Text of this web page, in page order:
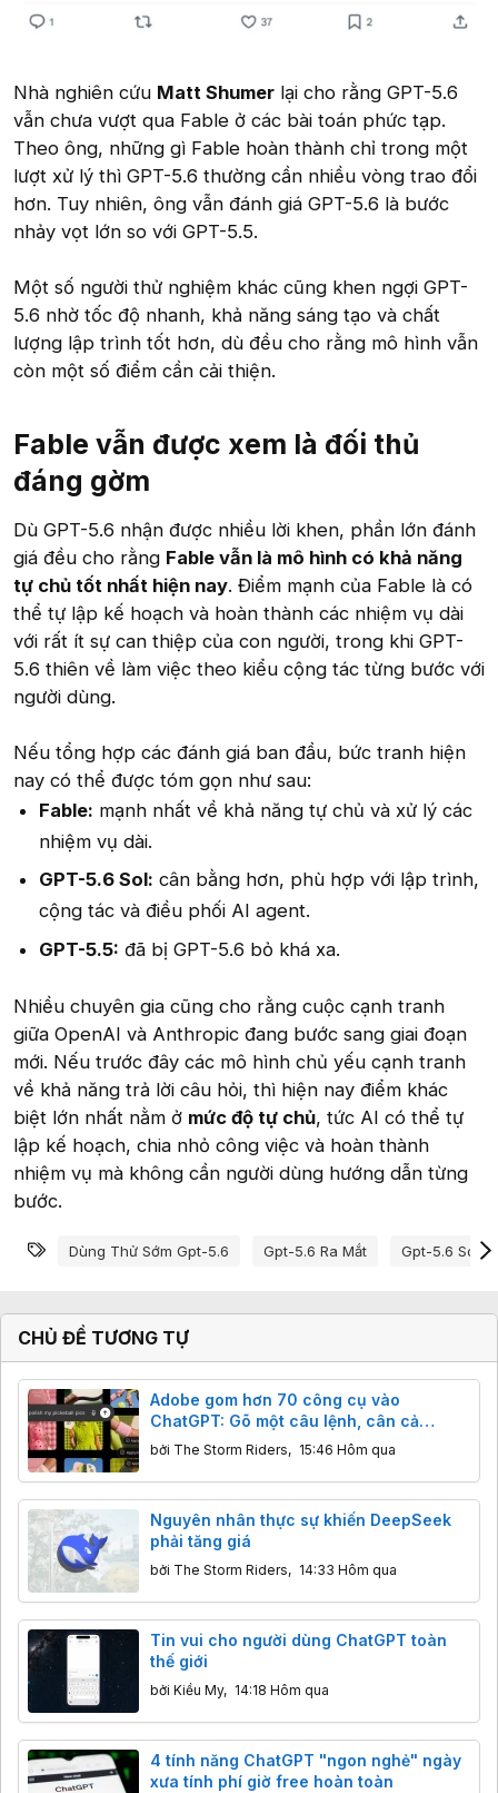
Nhà nghiên cứu Matt Shumer lại cho rằng GPT-5.6
vẫn chưa vượt qua Fable ở các bài toán phức tạp.
Theo ông, những gì Fable hoàn thành chỉ trong một
lượt xử lý thì GPT-5.6 thường cần nhiều vòng trao đổi
hơn. Tuy nhiên, ông vẫn đánh giá GPT-5.6 là bước
nhảy vọt lớn so với GPT-5.5.
Một số người thử nghiệm khác cũng khen ngợi GPT-
5.6 nhờ tốc độ nhanh, khả năng sáng tạo và chất
lượng lập trình tốt hơn, dù đều cho rằng mô hình vẫn
còn một số điểm cần cải thiện.
Fable vẫn được xem là đối thủ
đáng gờm​
Dù GPT-5.6 nhận được nhiều lời khen, phần lớn đánh
giá đều cho rằng Fable vẫn là mô hình có khả năng
tự chủ tốt nhất hiện nay. Điểm mạnh của Fable là có
thể tự lập kế hoạch và hoàn thành các nhiệm vụ dài
với rất ít sự can thiệp của con người, trong khi GPT-
5.6 thiên về làm việc theo kiểu cộng tác từng bước với
người dùng.
Nếu tổng hợp các đánh giá ban đầu, bức tranh hiện
nay có thể được tóm gọn như sau:
Fable: mạnh nhất về khả năng tự chủ và xử lý các
nhiệm vụ dài.
GPT-5.6 Sol: cân bằng hơn, phù hợp với lập trình,
cộng tác và điều phối AI agent.
GPT-5.5: đã bị GPT-5.6 bỏ khá xa.
Nhiều chuyên gia cũng cho rằng cuộc cạnh tranh
giữa OpenAI và Anthropic đang bước sang giai đoạn
mới. Nếu trước đây các mô hình chủ yếu cạnh tranh
về khả năng trả lời câu hỏi, thì hiện nay điểm khác
biệt lớn nhất nằm ở mức độ tự chủ, tức AI có thể tự
lập kế hoạch, chia nhỏ công việc và hoàn thành
nhiệm vụ mà không cần người dùng hướng dẫn từng
bước.
Từ khóa
Dùng Thử Sớm Gpt-5.6 Gpt-5.6 Ra Mắt Gpt-5.6 So
CHỦ ĐỀ TƯƠNG TỰ
Adobe gom hơn 70 công cụ vào
ChatGPT: Gõ một câu lệnh, cân cả
Photoshop lẫn Premiere
bởi The Storm Riders, 15:46 Hôm qua
Nguyên nhân thực sự khiến DeepSeek
phải tăng giá
bởi The Storm Riders, 14:33 Hôm qua
Tin vui cho người dùng ChatGPT toàn
thế giới
bởi Kiều My, 14:18 Hôm qua
4 tính năng ChatGPT "ngon nghẻ" ngày
xưa tính phí giờ free hoàn toàn